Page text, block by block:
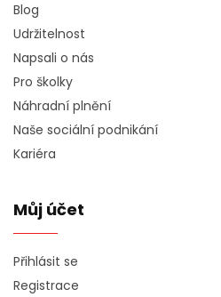
Blog
Udržitelnost
Napsali o nás
Pro školky
Náhradní plnění
Naše sociální podnikání
Kariéra
Můj účet
Přihlásit se
Registrace